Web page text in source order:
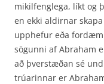
mikilfenglega, líkt og
en ekki aldirnar
upphefur eða
sögunni af Abraham
að þverstæðan sé
trúarinnar er